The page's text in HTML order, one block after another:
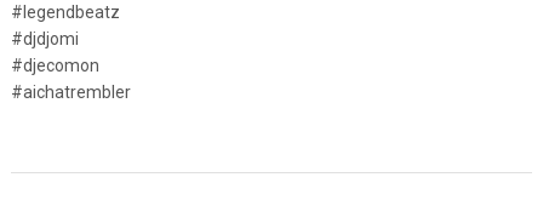
#legendbeatz
#djdjomi
#djecomon
#aichatrembler